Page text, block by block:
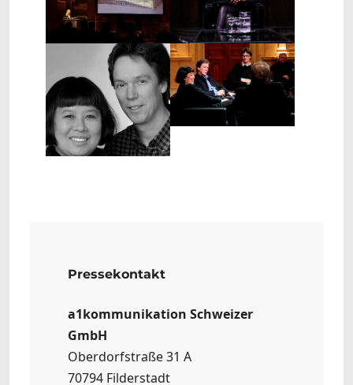
Show larger version Show larger version
Pressekontakt
a1kommunikation Schweizer
GmbH
Oberdorfstraße 31 A
70794 Filderstadt